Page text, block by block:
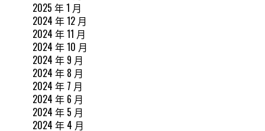
2025 年 1 月
2024 年 12 月
2024 年 11 月
2024 年 10 月
2024 年 9 月
2024 年 8 月
2024 年 7 月
2024 年 6 月
2024 年 5 月
2024 年 4 月